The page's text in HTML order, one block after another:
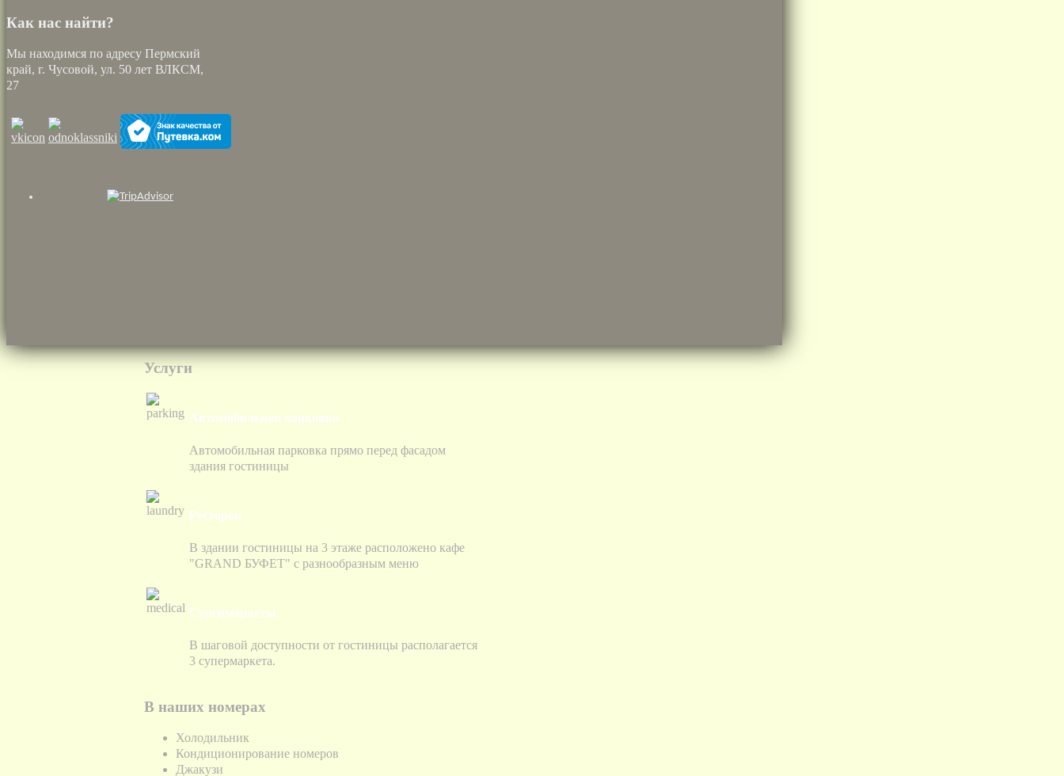
Как нас найти?
Мы находимся по адресу Пермский
край, г. Чусовой, ул. 50 лет ВЛКСМ,
27
Услуги
Автомобильная парковка
Автомобильная парковка прямо перед фасадом
здания гостиницы
Ресторан
В здании гостиницы на 3 этаже расположено кафе
"GRAND БУФЕТ" с разнообразным меню
Супермаркеты
В шаговой доступности от гостиницы располагается
3 супермаркета.
В наших номерах
Холодильник
Кондиционирование номеров
Джакузи